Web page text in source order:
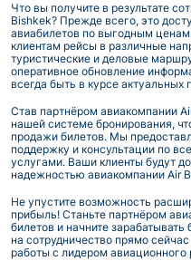
Что вы получите в результате
Bishkek? Прежде всего, это
авиабилетов по выгодным
клиентам рейсы в различные
туристические и деловые
оперативное обновление
всегда быть в курсе актуальных
Став партнёром авиакомпании
нашей системе бронирования,
продажи билетов. Мы
поддержку и консультации по
услугами. Ваши клиенты будут
надежностью авиакомпании Air
Не упустите возможность
прибыль! Станьте партнёром
билетов и начните
на сотрудничество прямо
работы с лидером авиационного